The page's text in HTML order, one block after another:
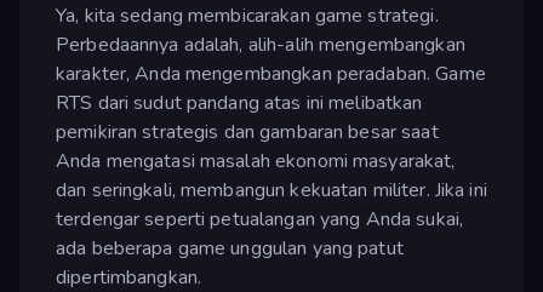
Ya, kita sedang membicarakan game strategi.
Perbedaannya adalah, alih-alih mengembangkan
karakter, Anda mengembangkan peradaban. Game
RTS dari sudut pandang atas ini melibatkan
pemikiran strategis dan gambaran besar saat
Anda mengatasi masalah ekonomi masyarakat,
dan seringkali, membangun kekuatan militer. Jika ini
terdengar seperti petualangan yang Anda sukai,
ada beberapa game unggulan yang patut
dipertimbangkan.